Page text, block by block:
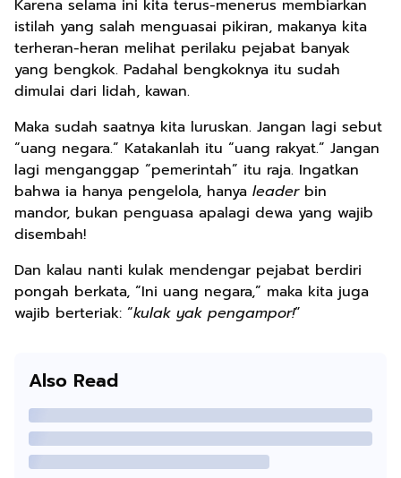
Karena selama ini kita terus-menerus membiarkan
istilah yang salah menguasai pikiran, makanya kita
terheran-heran melihat perilaku pejabat banyak
yang bengkok. Padahal bengkoknya itu sudah
dimulai dari lidah, kawan.
Maka sudah saatnya kita luruskan. Jangan lagi sebut
“uang negara.” Katakanlah itu “uang rakyat.” Jangan
lagi menganggap “pemerintah” itu raja. Ingatkan
bahwa ia hanya pengelola, hanya leaderbin
mandor, bukan penguasa apalagi dewa yang wajib
disembah!
Dan kalau nanti kulak mendengar pejabat berdiri
pongah berkata, “Ini uang negara,” maka kita juga
wajib berteriak: “kulak yak pengampor!”
Also Read